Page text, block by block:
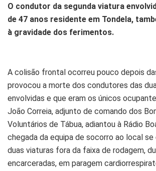
O condutor da segunda viatura
de 47 anos residente em Tondela,
à gravidade dos ferimentos.
A colisão frontal ocorreu pouco depois
provocou a morte dos condutores das
envolvidas e que eram os únicos
João Correia, adjunto de comando dos
Voluntários de Tábua, adiantou à Rádio
chegada da equipa de socorro ao local se
duas viaturas fora da faixa de rodagem,
encarceradas, em paragem